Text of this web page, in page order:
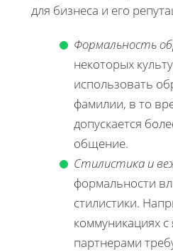
для бизнеса и его
Формальность
некоторых
использовать
фамилии, в то
допускается
общение.
Стилистика и
формальности
стилистики.
коммуникациях
партнерами